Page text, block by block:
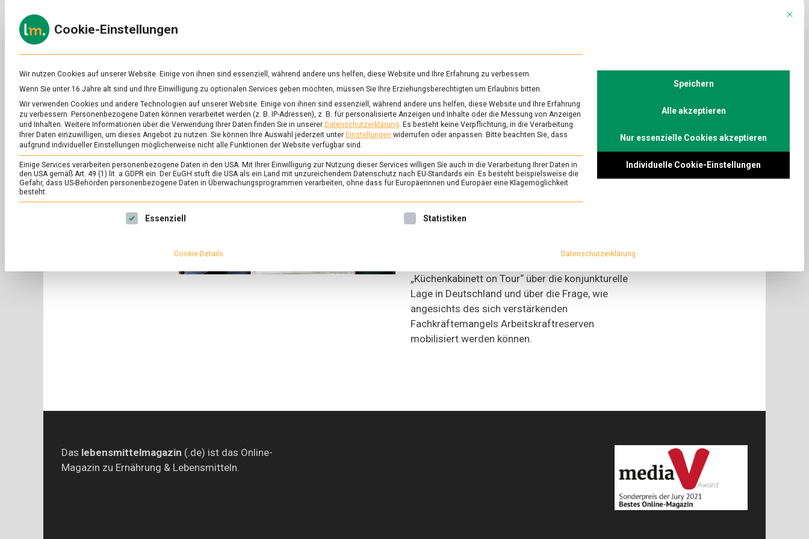
to
content
zu
&
Ernährung
SCHLAGWORT: BUNDESAGENTUR FÜR ARBEIT
POLITIK/ TV
Demographie küsst
Automatisierung – Andrea Nahles
zu Gast beim Küchenkabinett on
Tour
25. April 2024
Automatisierung
Andrea
zu
beim
Die Vorstandsvorsitzende der Bundesagentur
„Küchenkabinett on Tour“ über die konjunkturelle
Lage in Deutschland und über die Frage, wie
angesichts des sich verstärkenden
Fachkräftemangels Arbeitskraftreserven
mobilisiert werden können.
Das lebensmittelmagazin (.de) ist das Online-
Magazin zu Ernährung & Lebensmitteln.
Mit
Cookie-Einstellungen
Wir nutzen Cookies auf unserer Website. Einige von ihnen sind essenziell, während andere uns helfen, diese Website und Ihre Erfahrung zu verbessern.
Wenn Sie unter 16 Jahre alt sind und Ihre Einwilligung zu optionalen Services geben möchten, müssen Sie Ihre Erziehungsberechtigten um Erlaubnis bitten.
Wir verwenden Cookies und andere Technologien auf unserer Website. Einige von ihnen sind essenziell, während andere uns helfen, diese Website und Ihre Erfahrung
zu verbessern. Personenbezogene Daten können verarbeitet werden (z. B. IP-Adressen), z. B. für personalisierte Anzeigen und Inhalte oder die Messung von Anzeigen
und Inhalten. Weitere Informationen über die Verwendung Ihrer Daten finden Sie in unserer Datenschutzerklärung. Es besteht keine Verpflichtung, in die Verarbeitung
Ihrer Daten einzuwilligen, um dieses Angebot zu nutzen. Sie können Ihre Auswahl jederzeit unter Einstellungen widerrufen oder anpassen. Bitte beachten Sie, dass
aufgrund individueller Einstellungen möglicherweise nicht alle Funktionen der Website verfügbar sind.
Einige Services verarbeiten personenbezogene Daten in den USA. Mit Ihrer Einwilligung zur Nutzung dieser Services willigen Sie auch in die Verarbeitung Ihrer Daten in
den USA gemäß Art. 49 (1) lit. a GDPR ein. Der EuGH stuft die USA als ein Land mit unzureichendem Datenschutz nach EU-Standards ein. Es besteht beispielsweise die
Gefahr, dass US-Behörden personenbezogene Daten in Überwachungsprogrammen verarbeiten, ohne dass für Europäerinnen und Europäer eine Klagemöglichkeit
besteht.
Es folgt eine Liste der Service-Gruppen, für die eine Einwilligung erteilt werden kann. Die erste Service-Gruppe ist essenziell und kann nicht abgewählt werden.
Essenziell Statistiken
Speichern
Alle akzeptieren
Nur essenzielle Cookies akzeptieren
Individuelle Cookie-Einstellungen
Cookie-Details Datenschutzerklärung